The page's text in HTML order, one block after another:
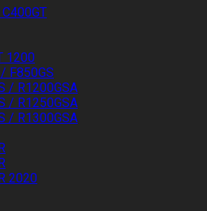
1200
F850GS
/ R1200GSA
/ R1250GSA
/ R1300GSA
2020